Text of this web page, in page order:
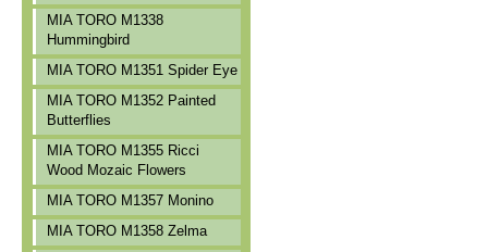
MIA TORO M1338
Hummingbird
MIA TORO M1351 Spider Eye
MIA TORO M1352 Painted
Butterflies
MIA TORO M1355 Ricci
Wood Mozaic Flowers
MIA TORO M1357 Monino
MIA TORO M1358 Zelma